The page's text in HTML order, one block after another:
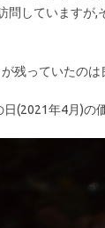
していますが
残っていたのは
(2021年4月)の